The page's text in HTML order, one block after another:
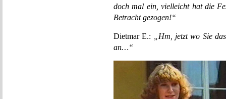
doch mal ein, vielleicht hat die
Betracht gezogen!“
Dietmar E.:
„Hm, jetzt wo Sie
an…“